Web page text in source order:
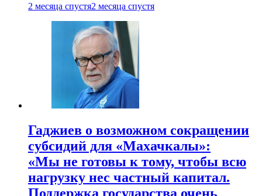
2 месяца спустя2 месяца спустя
Гаджиев о возможном сокращении
субсидий для «Махачкалы»:
«Мы не готовы к тому, чтобы всю
нагрузку нес частный капитал.
Поддержка государства очень